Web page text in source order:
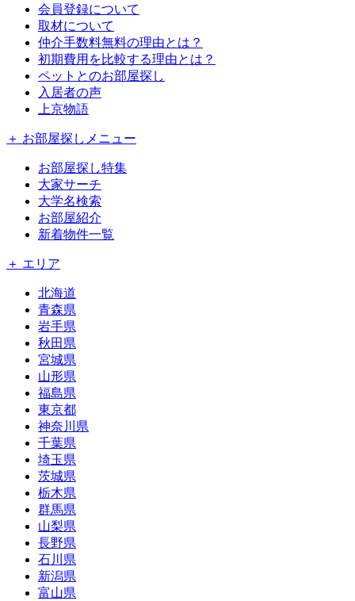
会員登録について
取材について
仲介手数料無料の理由とは？
初期費用を比較する理由とは？
ペットとのお部屋探し
入居者の声
上京物語
＋ お部屋探しメニュー
お部屋探し特集
大家サーチ
大学名検索
お部屋紹介
新着物件一覧
＋ エリア
北海道
青森県
岩手県
秋田県
宮城県
山形県
福島県
東京都
神奈川県
千葉県
埼玉県
茨城県
栃木県
群馬県
山梨県
長野県
石川県
新潟県
富山県